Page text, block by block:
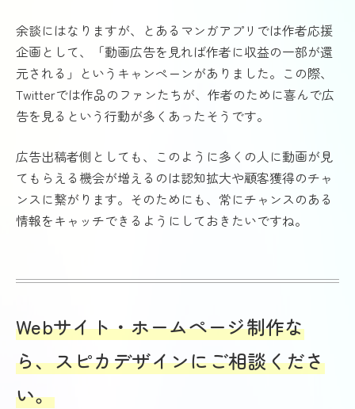
余談にはなりますが、とあるマンガアプリでは作者応援
企画として、「動画広告を見れば作者に収益の一部が還
元される」というキャンペーンがありました。この際、
Twitterでは作品のファンたちが、作者のために喜んで広
告を見るという行動が多くあったそうです。
広告出稿者側としても、このように多くの人に動画が見
てもらえる機会が増えるのは認知拡大や顧客獲得のチャ
ンスに繋がります。そのためにも、常にチャンスのある
情報をキャッチできるようにしておきたいですね。
Webサイト・ホームページ制作な
ら、スピカデザインにご相談くださ
い。